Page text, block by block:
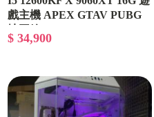
戲主機 APEX GTAV PUBG
$ 34,900